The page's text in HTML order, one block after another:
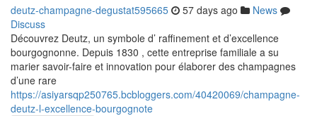
deutz-champagne-degustat595665 57 days ago
News
Discuss
Découvrez Deutz, un symbole d’ raffinement et d’excellence
bourgognonne. Depuis 1830 , cette entreprise familiale a su
marier savoir-faire et innovation pour élaborer des champagnes
d’une rare
https://asiyarsqp250765.bcbloggers.com/40420069/champagne-
deutz-l-excellence-bourgognote